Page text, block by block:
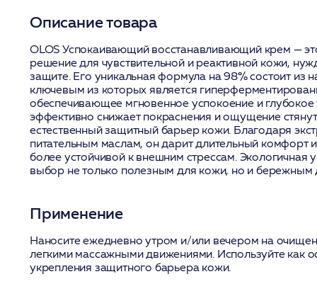
Описание товара
OLOS Успокаивающий восстанавливающий крем —
решение для чувствительной и реактивной кожи,
защите. Его уникальная формула на 98% состоит из
ключевым из которых является
обеспечивающее мгновенное успокоение и
эффективно снижает покраснения и ощущение
естественный защитный барьер кожи. Благодаря
питательным маслам, он дарит длительный комфорт
более устойчивой к внешним стрессам. Экологичная
выбор не только полезным для кожи, но и бережным
Применение
Наносите ежедневно утром и/или вечером на
легкими массажными движениями. Используйте как
укрепления защитного барьера кожи.